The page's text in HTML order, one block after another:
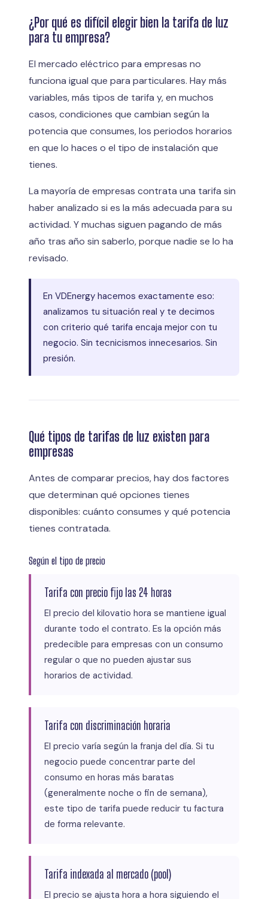
¿Por qué es difícil elegir bien la tarifa de luz
para tu empresa?
El mercado eléctrico para empresas no
funciona igual que para particulares. Hay más
variables, más tipos de tarifa y, en muchos
casos, condiciones que cambian según la
potencia que consumes, los periodos horarios
en que lo haces o el tipo de instalación que
tienes.
La mayoría de empresas contrata una tarifa sin
haber analizado si es la más adecuada para su
actividad. Y muchas siguen pagando de más
año tras año sin saberlo, porque nadie se lo ha
revisado.
En VDEnergy hacemos exactamente eso:
analizamos tu situación real y te decimos
con criterio qué tarifa encaja mejor con tu
negocio. Sin tecnicismos innecesarios. Sin
presión.
Qué tipos de tarifas de luz existen para
empresas
Antes de comparar precios, hay dos factores
que determinan qué opciones tienes
disponibles: cuánto consumes y qué potencia
tienes contratada.
Según el tipo de precio
Tarifa con precio fijo las 24 horas
El precio del kilovatio hora se mantiene igual
durante todo el contrato. Es la opción más
predecible para empresas con un consumo
regular o que no pueden ajustar sus
horarios de actividad.
Tarifa con discriminación horaria
El precio varía según la franja del día. Si tu
negocio puede concentrar parte del
consumo en horas más baratas
(generalmente noche o fin de semana),
este tipo de tarifa puede reducir tu factura
de forma relevante.
Tarifa indexada al mercado (pool)
El precio se ajusta hora a hora siguiendo el